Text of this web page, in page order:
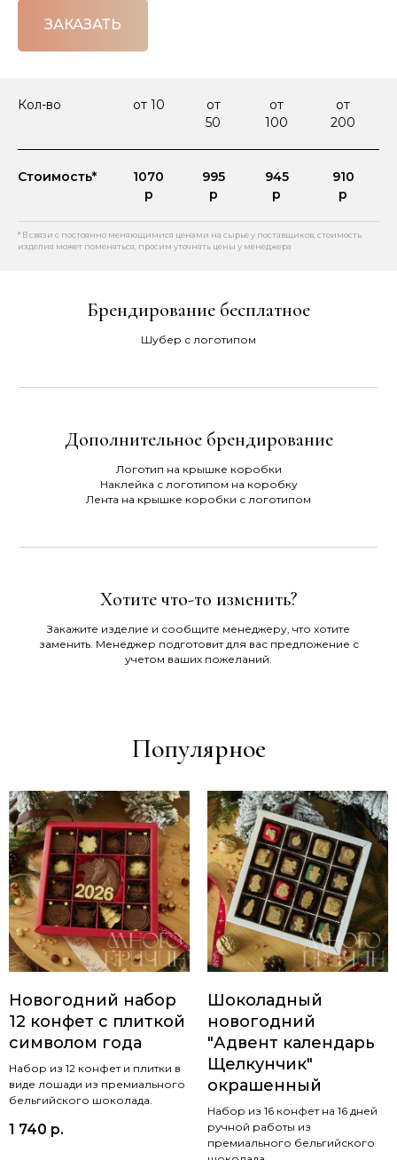
ЗАКАЗАТЬ
Кол-во от 10
от
50
от
100
от
200
Стоимость*
1070
р
995
р
945
р
910
р
* В связи с постоянно меняющимися ценами на сырье у поставщиков, стоимость
изделия может поменяться, просим уточнять цены у менеджера
Брендирование бесплатное
Шубер с логотипом
Дополнительное брендирование
Логотип на крышке коробки
Наклейка с логотипом на коробку
Лента на крышке коробки с логотипом
Хотите что-то изменить?
Закажите изделие и сообщите менеджеру, что хотите
заменить. Менеджер подготовит для вас предложение с
учетом ваших пожеланий.
Популярное
Новогодний набор
12 конфет с плиткой
символом года
Набор из 12 конфет и плитки в
виде лошади из премиального
бельгийского шоколада.
1 740 р.
Шоколадный
новогодний
"Адвент календарь
Щелкунчик"
окрашенный
Набор из 16 конфет на 16 дней
ручной работы из
премиального бельгийского